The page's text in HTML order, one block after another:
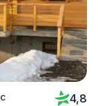
4,8